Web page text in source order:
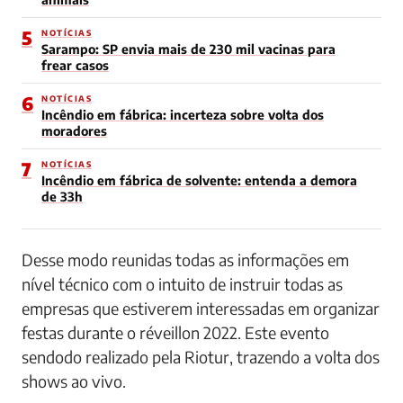
5 NOTÍCIAS
Sarampo: SP envia mais de 230 mil vacinas para
frear casos
6 NOTÍCIAS
Incêndio em fábrica: incerteza sobre volta dos
moradores
7 NOTÍCIAS
Incêndio em fábrica de solvente: entenda a demora
de 33h
Desse modo reunidas todas as informações em
nível técnico com o intuito de instruir todas as
empresas que estiverem interessadas em organizar
festas durante o réveillon 2022. Este evento
sendodo realizado pela Riotur, trazendo a volta dos
shows ao vivo.